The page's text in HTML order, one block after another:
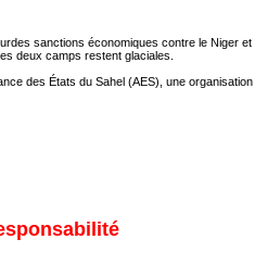
sanctions économiques contre le Niger et
deux camps restent glaciales.
des États du Sahel (AES), une organisation